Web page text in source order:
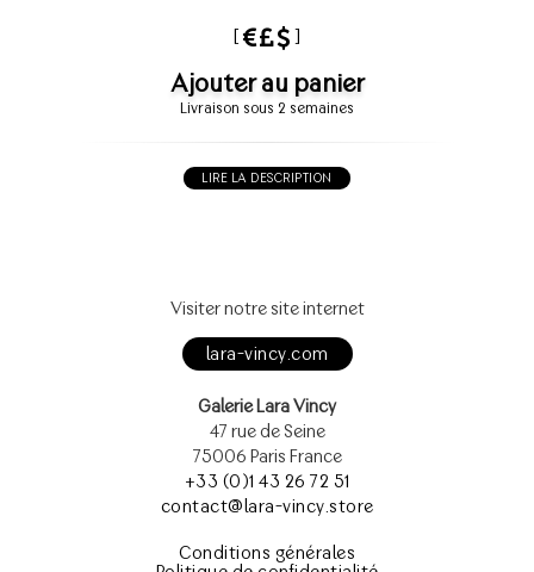
[ ]
Ajouter au panier
Livraison sous 2 semaines
LIRE LA DESCRIPTION
Visiter notre site internet
lara-vincy.com
Galerie Lara Vincy
47 rue de Seine
75006 Paris France
+33 (0)1 43 26 72 51
contact@lara-vincy.store
Conditions générales